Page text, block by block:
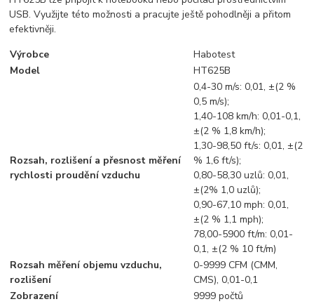
USB. Využijte této možnosti a pracujte ještě pohodlněji a přitom
efektivněji.
Výrobce
Habotest
Model
HT625B
Rozsah, rozlišení a přesnost měření
rychlosti proudění vzduchu
0,4-30 m/s: 0,01, ±(2 %
0,5 m/s);
1,40-108 km/h: 0,01-0,1,
±(2 % 1,8 km/h);
1,30-98,50 ft/s: 0,01, ±(2
% 1,6 ft/s);
0,80-58,30 uzlů: 0,01,
±(2% 1,0 uzlů);
0,90-67,10 mph: 0,01,
±(2 % 1,1 mph);
78,00-5900 ft/m: 0,01-
0,1, ±(2 % 10 ft/m)
Rozsah měření objemu vzduchu,
rozlišení
0-9999 CFM (CMM,
CMS), 0,01-0,1
Zobrazení
9999 počtů